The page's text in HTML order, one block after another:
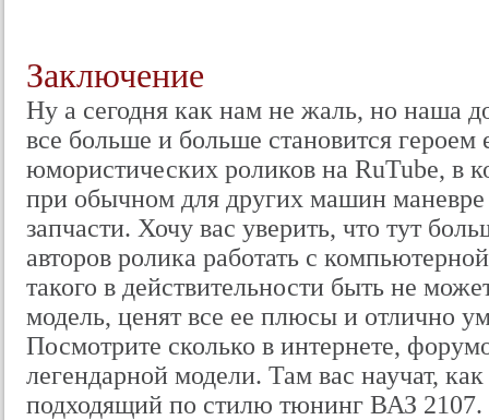
Заключение
Ну а сегодня как нам не жаль, но наша
все больше и больше становится
юмористических роликов на RuTube, в
при обычном для других машин маневре
запчасти. Хочу вас уверить, что тут
авторов ролика работать с
такого в действительности быть не
модель, ценят все ее плюсы и отлично
Посмотрите сколько в интернете,
легендарной модели. Там вас научат,
подходящий по стилю тюнинг ВАЗ 2107.